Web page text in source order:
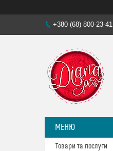
+380 (68) 800-23-41
Товари та послуги